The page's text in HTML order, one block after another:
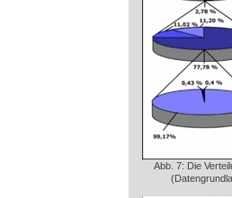
Abb. 7: Die